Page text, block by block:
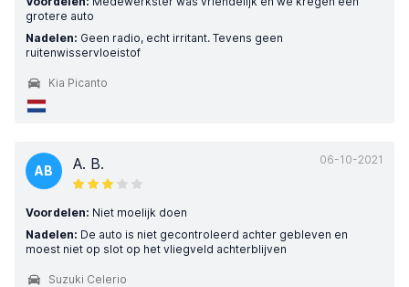
grotere auto
Nadelen: Geen radio, echt irritant. Tevens geen
ruitenwisservloeistof
Kia Picanto
06-10-2021
AB A. B.
Voordelen: Niet moelijk doen
Nadelen: De auto is niet gecontroleerd achter gebleven en
moest niet op slot op het vliegveld achterblijven
Suzuki Celerio